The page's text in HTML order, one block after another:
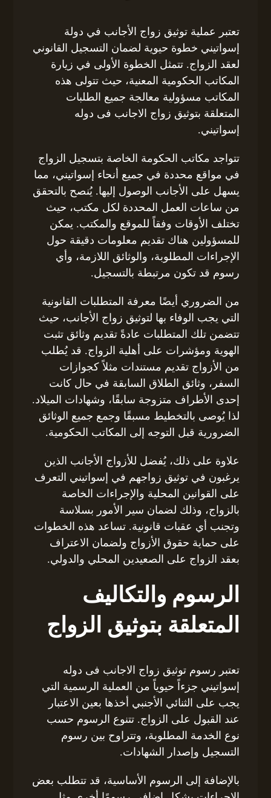
تعتبر عملية توثيق زواج الأجانب في دولة
إسواتيني خطوة حيوية لضمان التسجيل القانوني
لعقد الزواج. تتمثل الخطوة الأولى في زيارة
المكاتب الحكومية المعنية، حيث تتولى هذه
المكاتب مسؤولية معالجة جميع الطلبات
المتعلقة بتوثيق زواج الاجانب فى دوله
إسواتيني.
تتواجد مكاتب الحكومة الخاصة بتسجيل الزواج
في مواقع محددة في جميع أنحاء إسواتيني، مما
يسهل على الأجانب الوصول إليها. يُنصح بالتحقق
من ساعات العمل المحددة لكل مكتب، حيث
تختلف الأوقات وفقاً للموقع والمكتب. يمكن
للمسؤولين هناك تقديم معلومات دقيقة حول
الإجراءات المطلوبة، والوثائق اللازمة، وأي
رسوم قد تكون مرتبطة بالتسجيل.
من الضروري أيضًا معرفة المتطلبات القانونية
التي يجب الوفاء بها لتوثيق زواج الأجانب، حيث
تتضمن تلك المتطلبات عادةً تقديم وثائق تثبت
الهوية ومؤشرات على أهلية الزواج. قد يُطلب
من الأزواج تقديم مستندات مثلاً كجوازات
السفر، وثائق الطلاق السابقة في حال كانت
إحدى الأطراف متزوجة سابقًا، وشهادات الميلاد.
لذا يُوصى بالتخطيط مسبقًا وجمع جميع الوثائق
الضرورية قبل التوجه إلى المكاتب الحكومية.
علاوة على ذلك، يُفضل للأزواج الأجانب الذين
يرغبون في توثيق زواجهم في إسواتيني التعرف
على القوانين المحلية والإجراءات الخاصة
بالزواج، وذلك لضمان سير الأمور بسلاسة
وتجنب أي عقبات قانونية. تساعد هذه الخطوات
على حماية حقوق الأزواج ولضمان الاعتراف
بعقد الزواج على الصعيدين المحلي والدولي.
الرسوم والتكاليف
المتعلقة بتوثيق الزواج
تعتبر رسوم توثيق زواج الاجانب فى دوله
إسواتيني جزءاً حيوياً من العملية الرسمية التي
يجب على الثنائي الأجنبي أخذها بعين الاعتبار
عند القبول على الزواج. تتنوع الرسوم حسب
نوع الخدمة المطلوبة، وتتراوح بين رسوم
التسجيل وإصدار الشهادات.
بالإضافة إلى الرسوم الأساسية، قد تتطلب بعض